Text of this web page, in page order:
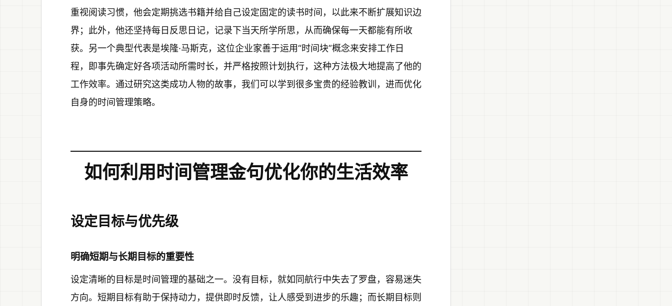
重视阅读习惯，他会定期挑选书籍并给自己设定固定的读书时间，以此来不断扩展知识边
界；此外，他还坚持每日反思日记，记录下当天所学所思，从而确保每一天都能有所收
获。另一个典型代表是埃隆·马斯克，这位企业家善于运用“时间块”概念来安排工作日
程，即事先确定好各项活动所需时长，并严格按照计划执行，这种方法极大地提高了他的
工作效率。通过研究这类成功人物的故事，我们可以学到很多宝贵的经验教训，进而优化
自身的时间管理策略。
如何利用时间管理金句优化你的生活效率
设定目标与优先级
明确短期与长期目标的重要性
设定清晰的目标是时间管理的基础之一。没有目标，就如同航行中失去了罗盘，容易迷失
方向。短期目标有助于保持动力，提供即时反馈，让人感受到进步的乐趣；而长期目标则